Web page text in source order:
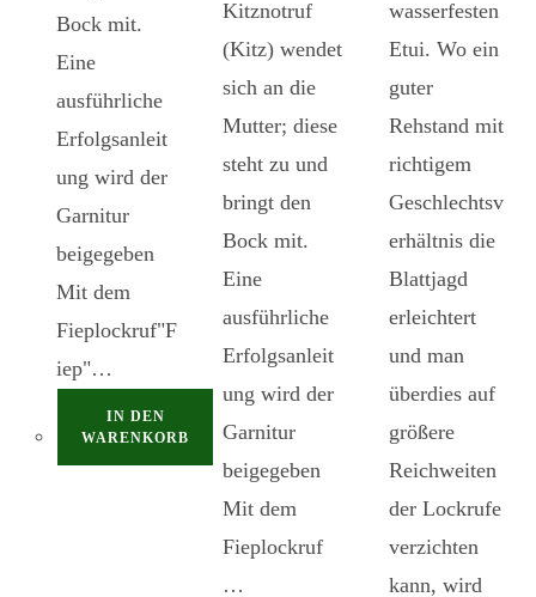
Bock mit.
Eine
ausführliche
Erfolgsanleit
ung wird der
Garnitur
beigegeben
Mit dem
Fieplockruf"F
iep"…
IN DEN
WARENKORB
Kitznotruf
(Kitz) wendet
sich an die
Mutter; diese
steht zu und
bringt den
Bock mit.
Eine
ausführliche
Erfolgsanleit
ung wird der
Garnitur
beigegeben
Mit dem
Fieplockruf
…
wasserfesten
Etui. Wo ein
guter
Rehstand mit
richtigem
Geschlechtsv
erhältnis die
Blattjagd
erleichtert
und man
überdies auf
größere
Reichweiten
der Lockrufe
verzichten
kann, wird